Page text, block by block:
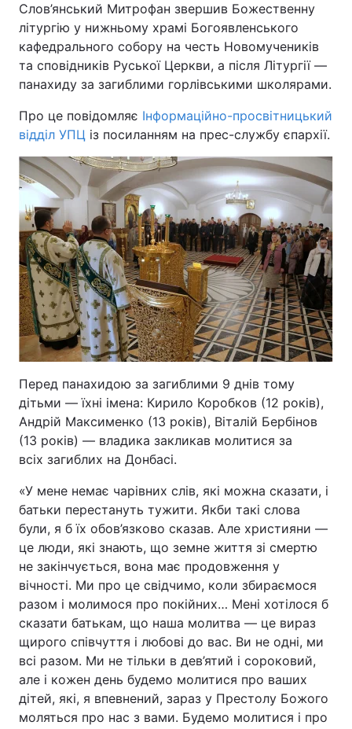
Слов’янський Митрофан звершив Божественну
літургію у нижньому храмі Богоявленського
кафедрального собору на честь Новомучеників
та сповідників Руської Церкви, а після Літургії —
панахиду за загиблими горлівськими школярами.
Про це повідомляє Інформаційно-просвітницький
відділ УПЦ із посиланням на прес-службу єпархії.
Перед панахидою за загиблими 9 днів тому
дітьми — їхні імена: Кирило Коробков (12 років),
Андрій Максименко (13 років), Віталій Бербінов
(13 років) — владика закликав молитися за
всіх загиблих на Донбасі.
«У мене немає чарівних слів, які можна сказати, і
батьки перестануть тужити. Якби такі слова
були, я б їх обов’язково сказав. Але християни —
це люди, які знають, що земне життя зі смертю
не закінчується, вона має продовження у
вічності. Ми про це свідчимо, коли збираємося
разом і молимося про покійних… Мені хотілося б
сказати батькам, що наша молитва — це вираз
щирого співчуття і любові до вас. Ви не одні, ми
всі разом. Ми не тільки в дев’ятий і сороковий,
але і кожен день будемо молитися про ваших
дітей, які, я впевнений, зараз у Престолу Божого
моляться про нас з вами. Будемо молитися і про